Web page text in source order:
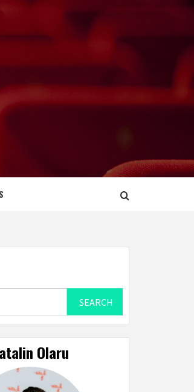
Olaru